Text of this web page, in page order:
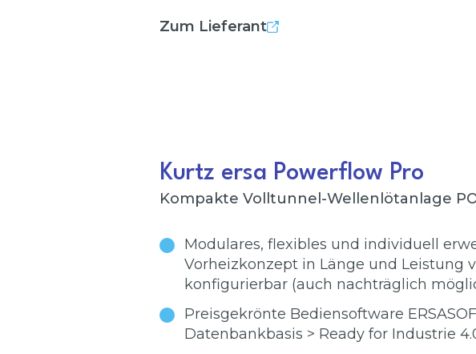
Zum Lieferant
Kurtz ersa Powerflow Pro
Kompakte Volltunnel-Wellenlötanlage
Modulares, flexibles und individuell
Vorheizkonzept in Länge und Leistung
konfigurierbar (auch nachträglich
Preisgekrönte Bediensoftware
Datenbankbasis > Ready for Industrie